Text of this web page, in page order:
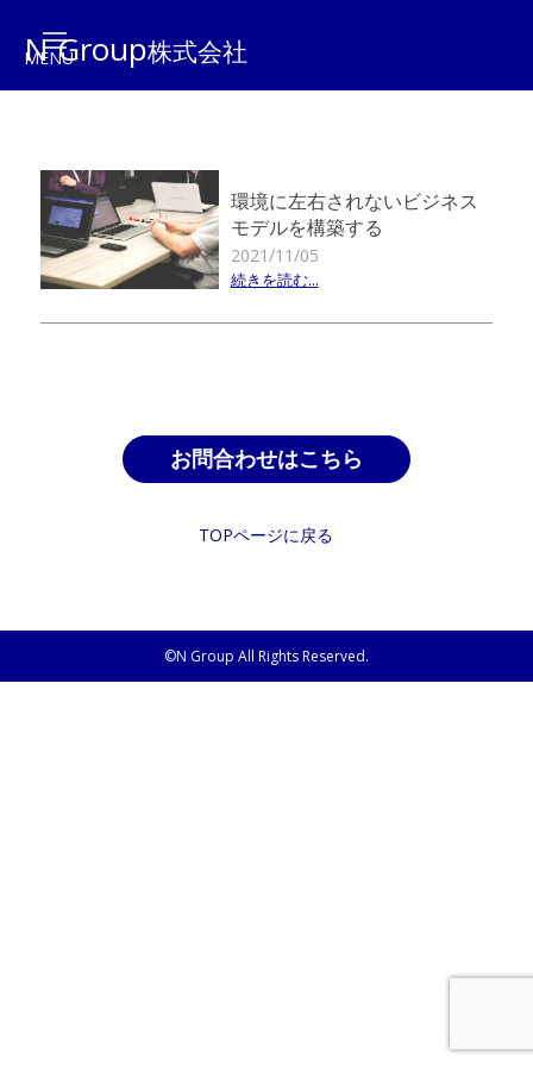
N Group株式会社
環境に左右されないビジネス
モデルを構築する
2021/11/05
続きを読む...
お問合わせはこちら
TOPページに戻る
©N Group All Rights Reserved.